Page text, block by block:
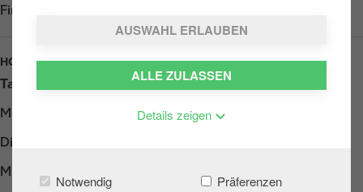
AUSWAHL ERLAUBEN
ALLE ZULASSEN
Details zeigen
Notwendig
Präferenzen
Find us on
HOURS
Tag
Opening hours
Montag
05:00 - 19:00
Dienstag
Mittwoch